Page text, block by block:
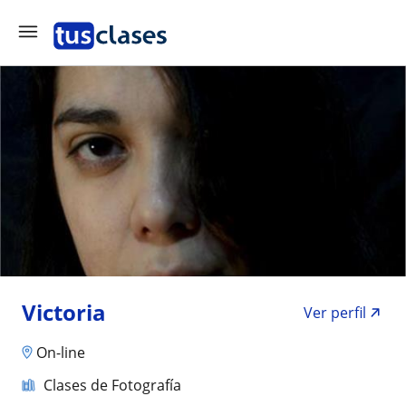
Victoria
Ver perfil
On-line
Clases de Fotografía